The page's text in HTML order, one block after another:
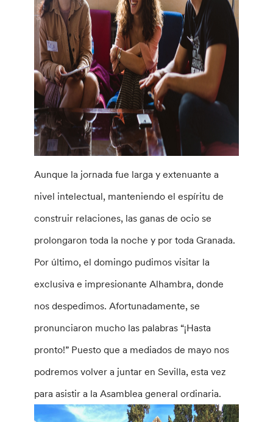
Aunque la jornada fue larga y extenuante a
nivel intelectual, manteniendo el espíritu de
construir relaciones, las ganas de ocio se
prolongaron toda la noche y por toda Granada.
Por último, el domingo pudimos visitar la
exclusiva e impresionante Alhambra, donde
nos despedimos. Afortunadamente, se
pronunciaron mucho las palabras “¡Hasta
pronto!” Puesto que a mediados de mayo nos
podremos volver a juntar en Sevilla, esta vez
para asistir a la Asamblea general ordinaria.